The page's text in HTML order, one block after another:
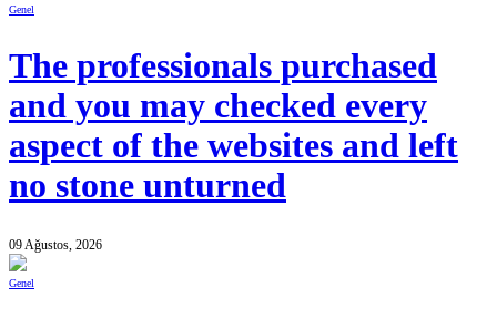
Genel
The professionals purchased
and you may checked every
aspect of the websites and left
no stone unturned
09 Ağustos, 2026
Genel